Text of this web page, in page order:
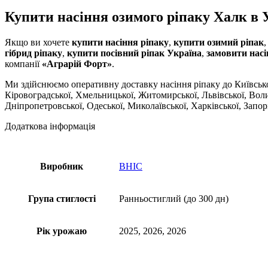
Купити насіння озимого ріпаку Халк в
Якщо ви хочете купити насіння ріпаку, купити озимий ріпак,
гібрид ріпаку, купити посівний ріпак Україна, замовити
компанії «Аграрій Форт».
Ми здійснюємо оперативну доставку насіння ріпаку до
Кіровоградської, Хмельницької, Житомирської, Львівської,
Дніпропетровської, Одеської, Миколаївської, Харківської,
Додаткова інформація
Виробник ВНІС
Група стиглості Ранньостиглий (до 300 дн)
Рік урожаю 2025, 2026, 2026